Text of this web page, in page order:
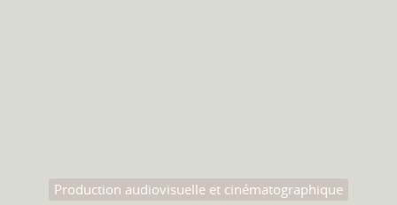
Production audiovisuelle et cinématographique